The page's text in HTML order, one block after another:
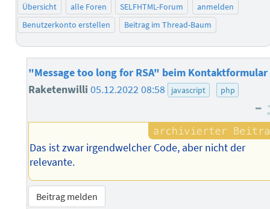
Übersicht alle Foren SELFHTML-Forum
anmelden
Benutzerkonto erstellen
Beitrag im Thread-Baum
"Message too long for RSA" beim Kontaktformular
Raketenwilli 05.12.2022 08:58 javascript php
–
Das ist zwar irgendwelcher Code, aber nicht der
relevante.
Beitrag melden